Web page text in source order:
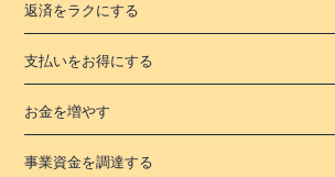
返済をラクにする
支払いをお得にする
お金を増やす
事業資金を調達する